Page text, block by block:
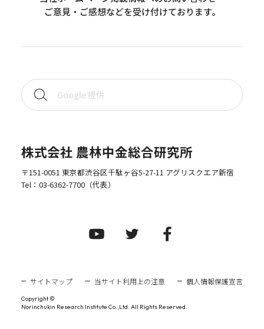
ご意見・ご感想などを受け付けております。
株式会社 農林中金総合研究所
〒151-0051 東京都渋谷区千駄ヶ谷5-27-11 アグリスクエア新宿
Tel： 03-6362-7700（代表）
サイトマップ 当サイト利用上の注意 個人情報保護宣言
Copyright ©
Norinchukin Research Institute Co.,Ltd. All Rights Reserved.